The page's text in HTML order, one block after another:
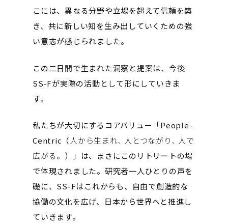
こには、異なる分野や立場を超えて信頼を築
き、共に新しい知を生み出していくための強
い意志が感じられました。
この二日間で生まれた洞察と提案は、今後
SS-Fが実際の活動として形にしていきま
す。
私たちが大切にするコアバリュー「People-
Centric（ 人から生まれ､ 人とつながり､ 人で
広がる。 ）」は、まさにこのリトリートの場
で体現されました。研究者一人ひとりの声を
礎に、SS-Fはこれからも、自由で創造的な
協働の文化を広げ、日本から世界へと推進し
ていきます。